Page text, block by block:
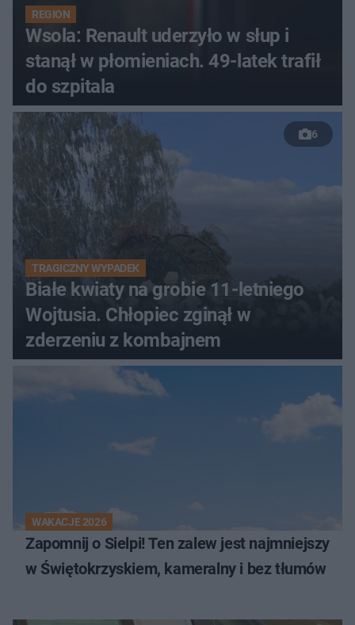
REGION
Wsola: Renault uderzyło w słup i
stanął w płomieniach. 49-latek trafił
do szpitala
6
TRAGICZNY WYPADEK
Białe kwiaty na grobie 11-letniego
Wojtusia. Chłopiec zginął w
zderzeniu z kombajnem
WAKACJE 2026
Zapomnij o Sielpi! Ten zalew jest najmniejszy
w Świętokrzyskiem, kameralny i bez tłumów